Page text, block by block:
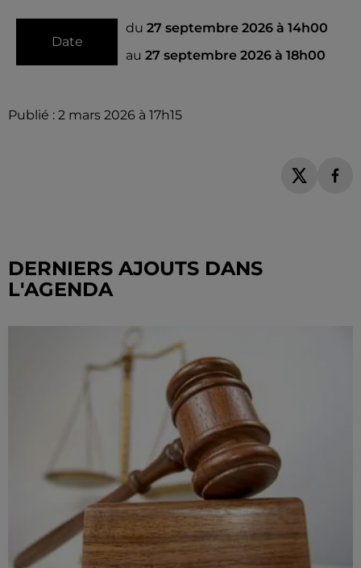
Date
du 27 septembre 2026 à 14h00
au 27 septembre 2026 à 18h00
Publié : 2 mars 2026 à 17h15
DERNIERS AJOUTS DANS
L'AGENDA